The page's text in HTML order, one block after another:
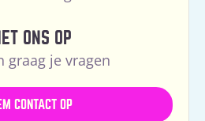
ONS OP
graag je vragen
CONTACT OP